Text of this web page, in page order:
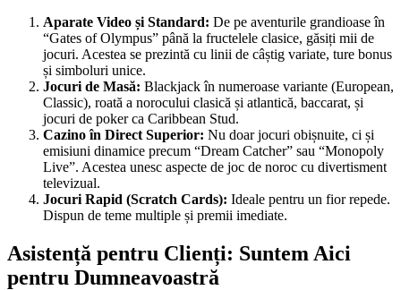
Aparate Video și Standard: De pe aventurile grandioase în
“Gates of Olympus” până la fructelele clasice, găsiți mii de
jocuri. Acestea se prezintă cu linii de câștig variate, ture bonus
și simboluri unice.
Jocuri de Masă: Blackjack în numeroase variante (European,
Classic), roată a norocului clasică și atlantică, baccarat, și
jocuri de poker ca Caribbean Stud.
Cazino în Direct Superior: Nu doar jocuri obișnuite, ci și
emisiuni dinamice precum “Dream Catcher” sau “Monopoly
Live”. Acestea unesc aspecte de joc de noroc cu divertisment
televizual.
Jocuri Rapid (Scratch Cards): Ideale pentru un fior repede.
Dispun de teme multiple și premii imediate.
Asistență pentru Clienți: Suntem Aici
pentru Dumneavoastră